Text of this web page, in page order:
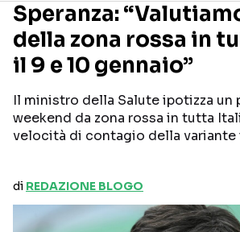
Seguici sui
Speranza:
della zona rossa in
il 9 e 10 gennaio”
Il ministro della Salute ipotizza un
weekend da zona rossa in tutta
velocità di contagio della variante
di REDAZIONE BLOGO